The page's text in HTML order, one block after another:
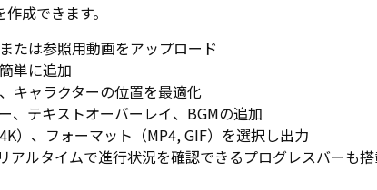
成できます。
たは参照用動画をアップロード
単に追加
キャラクターの位置を最適化
、テキストオーバーレイ、BGMの追加
）、フォーマット（MP4, GIF）を選択し出力
ルタイムで進行状況を確認できるプログレスバーも